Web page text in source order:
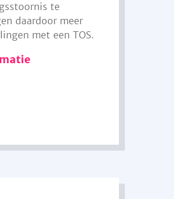
te
daardoor meer
met een TOS.